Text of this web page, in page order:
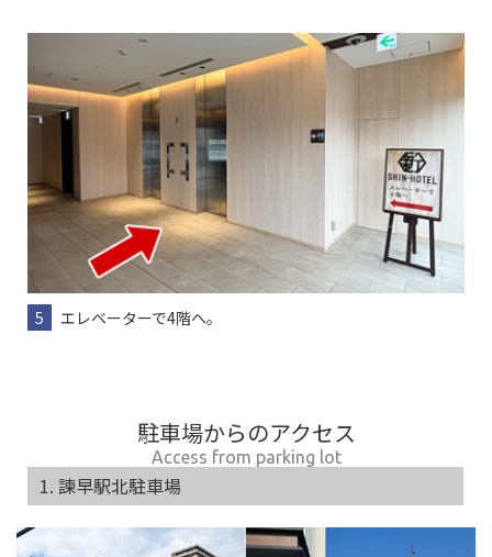
5 エレベーターで4階へ。
駐車場からのアクセス
Access from parking lot
1. 諫早駅北駐車場